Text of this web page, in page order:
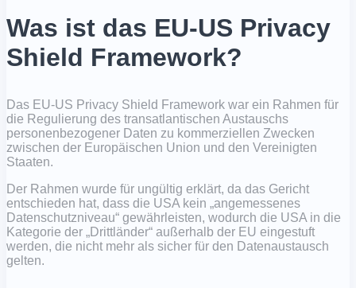
Was ist das EU-US Privacy
Shield Framework?
Das EU-US Privacy Shield Framework war ein Rahmen für
die Regulierung des transatlantischen Austauschs
personenbezogener Daten zu kommerziellen Zwecken
zwischen der Europäischen Union und den Vereinigten
Staaten.
Der Rahmen wurde für ungültig erklärt, da das Gericht
entschieden hat, dass die USA kein „angemessenes
Datenschutzniveau“ gewährleisten, wodurch die USA in die
Kategorie der „Drittländer“ außerhalb der EU eingestuft
werden, die nicht mehr als sicher für den Datenaustausch
gelten.